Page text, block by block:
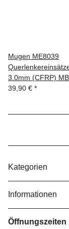
Mugen ME8039
3.0mm (CFRP)
39,90 € *
Kategorien
Informationen
Öffnungszeiten